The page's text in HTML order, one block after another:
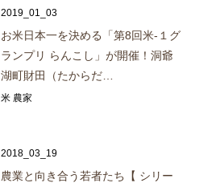
2019_01_03
お米日本一を決める「第8回米‐１グ
ランプリ らんこし」が開催！ 洞爺
湖町財田（たからだ…
米 農家
2018_03_19
農業と向き合う若者たち【 シリー